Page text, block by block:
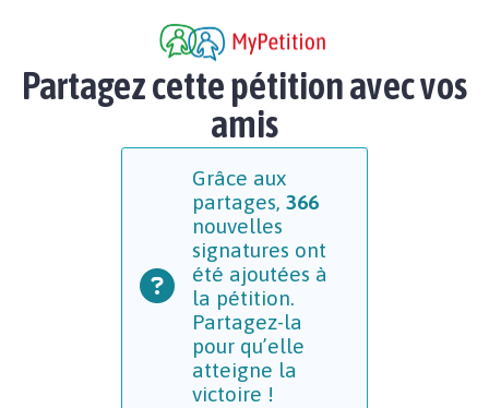
Partagez cette pétition avec vos
amis
Grâce aux
partages, 366
nouvelles
signatures ont
été ajoutées à
la pétition.
Partagez-la
pour qu’elle
atteigne la
victoire !